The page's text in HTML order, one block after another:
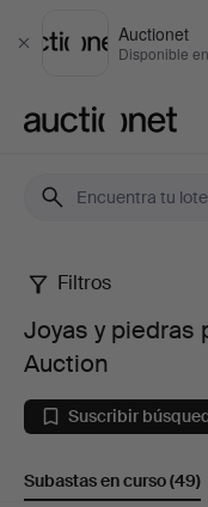
Cerrar
Auctionet
Disponible
Joyas
piedras
preciosas
Filtros
Joyas y piedras
Auction
Suscribir
Subastas en curso(49)